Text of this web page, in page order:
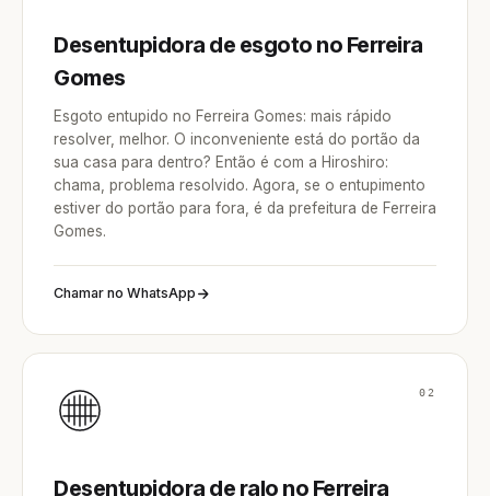
Desentupidora de esgoto no Ferreira
Gomes
Esgoto entupido no Ferreira Gomes: mais rápido
resolver, melhor. O inconveniente está do portão da
sua casa para dentro? Então é com a Hiroshiro:
chama, problema resolvido. Agora, se o entupimento
estiver do portão para fora, é da prefeitura de Ferreira
Gomes.
Chamar no WhatsApp
02
Desentupidora de ralo no Ferreira